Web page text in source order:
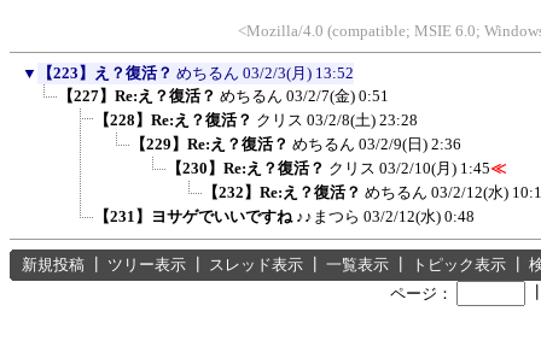
<Mozilla/4.0 (compatible; MSIE 6.0;
▼ 【223】え？復活？ めちるん 03/2/3(月) 13:52
【227】Re:え？復活？ めちるん 03/2/7(金) 0:51
【228】Re:え？復活？ クリス 03/2/8(土) 23:28
【229】Re:え？復活？ めちるん 03/2/9(日) 2:36
【230】Re:え？復活？ クリス 03/2/10(月) 1:45≪
【232】Re:え？復活？ めちるん 03/2/12(水)
【231】ヨサゲでいいですね ♪♪まつら 03/2/12(水) 0:48
新規投稿 ツリー表示 スレッド表示 一覧表示 トピック表示
ページ：